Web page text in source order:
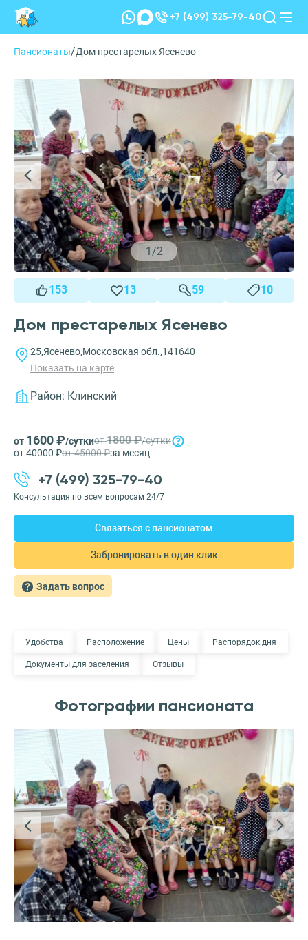
+7 (499) 325-79-40
Пансионаты/Дом престарелых Ясенево
1 /2
153 13 59 10
Дом престарелых Ясенево
25,Ясенево,Московская обл.,141640
Показать на карте
Район: Клинский
от 1600 ₽/суткиот1800 ₽/сутки
от 40000 ₽от 45000 ₽за месяц
+7 (499) 325-79-40
Консультация по всем вопросам 24/7
Связаться с пансионатом
Забронировать в один клик
Задать вопрос
Удобства Расположение Цены Распорядок дня
Документы для заселения Отзывы
Фотографии пансионата